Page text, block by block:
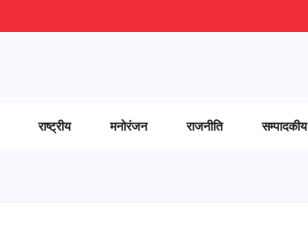
राष्ट्रीय मनोरंजन राजनीति सम्पादकीय